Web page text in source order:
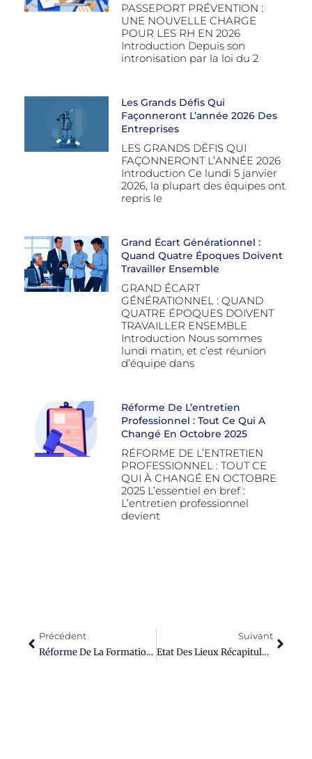
PASSEPORT PRÉVENTION :
UNE NOUVELLE CHARGE
POUR LES RH EN 2026
Introduction Depuis son
intronisation par la loi du 2
Les Grands Défis Qui
Façonneront L’année 2026 Des
Entreprises
LES GRANDS DÉFIS QUI
FAÇONNERONT L’ANNÉE 2026
Introduction Ce lundi 5 janvier
2026, la plupart des équipes ont
repris le
Grand Écart Générationnel :
Quand Quatre Époques Doivent
Travailler Ensemble
GRAND ÉCART
GÉNÉRATIONNEL : QUAND
QUATRE ÉPOQUES DOIVENT
TRAVAILLER ENSEMBLE
Introduction Nous sommes
lundi matin, et c’est réunion
d’équipe dans
Réforme De L’entretien
Professionnel : Tout Ce Qui A
Changé En Octobre 2025
RÉFORME DE L’ENTRETIEN
PROFESSIONNEL : TOUT CE
QUI À CHANGÉ EN OCTOBRE
2025 L’essentiel en bref :
L’entretien professionnel
devient
Précédent
Réforme De La Formation Professionnelle 2018 : Calendrier Prévisionnel Des Principales Mesures
Suivant
Etat Des Lieux Récapitulatif : Quoi De Neuf ?